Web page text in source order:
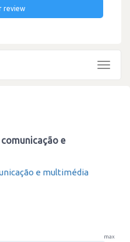
review
Toggle
e
e multimédia
max